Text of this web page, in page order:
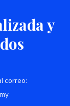
y
correo: